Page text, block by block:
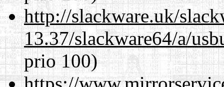
http://slackware.uk/
13.37/slackware64/a/
prio 100)